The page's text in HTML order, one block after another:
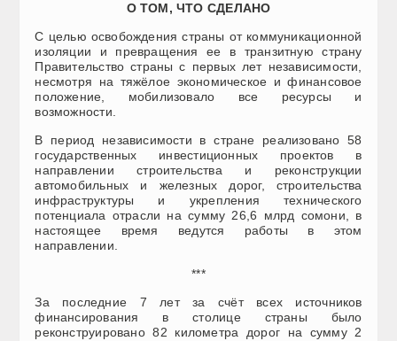
О ТОМ, ЧТО СДЕЛАНО
С целью освобождения страны от коммуникационной
изоляции и превращения ее в транзитную страну
Правительство страны с первых лет независимости,
несмотря на тяжёлое экономическое и финансовое
положение, мобилизовало все ресурсы и
возможности.
В период независимости в стране реализовано 58
государственных инвестиционных проектов в
направлении строительства и реконструкции
автомобильных и железных дорог, строительства
инфраструктуры и укрепления технического
потенциала отрасли на сумму 26,6 млрд сомони, в
настоящее время ведутся работы в этом
направлении.
***
За последние 7 лет за счёт всех источников
финансирования в столице страны было
реконструировано 82 километра дорог на сумму 2